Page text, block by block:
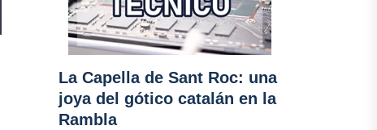
La Capella de Sant Roc: una
joya del gótico catalán en la
Rambla